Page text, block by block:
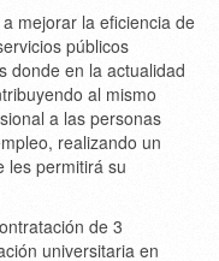
mejorar la eficiencia de
públicos
donde en la actualidad
al mismo
a las personas
realizando un
les permitirá su
de 3
universitaria en